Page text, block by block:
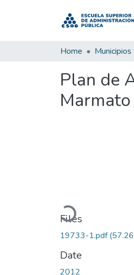
Home Municipios
Plan de
Loading...
Files
19733-1.pdf
Date
2012